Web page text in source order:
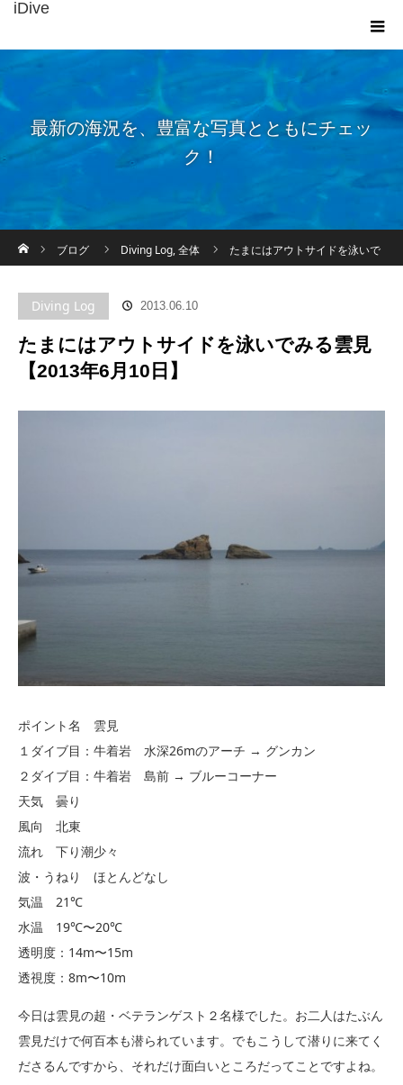
iDive
最新の海況を、豊富な写真とともにチェッ
ク！
ブログ
Diving Log,全体 たまにはアウトサイドを泳いで
Diving Log 2013.06.10
たまにはアウトサイドを泳いでみる雲見
【2013年6月10日】
ポイント名 雲見
１ダイブ目：牛着岩 水深26mのアーチ → グンカン
２ダイブ目：牛着岩 島前 → ブルーコーナー
天気 曇り
風向 北東
流れ 下り潮少々
波・うねり ほとんどなし
気温 21℃
水温 19℃〜20℃
透明度：14m〜15m
透視度：8m〜10m
今日は雲見の超・ベテランゲスト２名様でした。お二人はたぶん
雲見だけで何百本も潜られています。でもこうして潜りに来てく
ださるんですから、それだけ面白いところだってことですよね。